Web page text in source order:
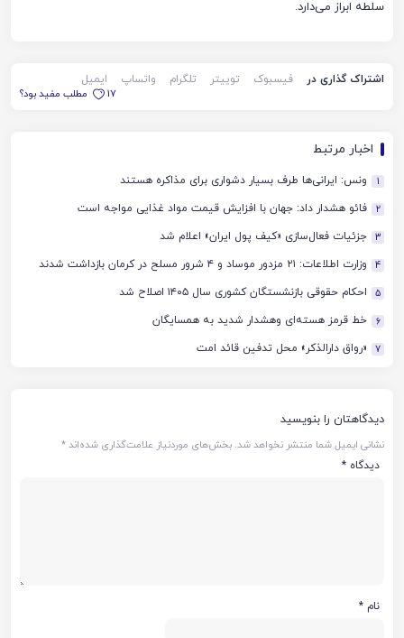
سلطه ابراز می‌دارد.
اشتراک گذاری در فیسبوک توییتر تلگرام واتساپ
ایمیل
17
مطلب مفید بود؟
اخبار مرتبط
1 ونس: ایرانی‌ها طرف بسیار دشواری برای مذاکره هستند
2 فائو هشدار داد: جهان با افزایش قیمت مواد غذایی مواجه است
3 جزئیات فعال‌سازی «کیف پول ایران» اعلام شد
4 وزارت اطلاعات: ۲۱ مزدور موساد و ۴ شرور مسلح در کرمان بازداشت شدند
5 احکام حقوقی بازنشستگان کشوری سال ۱۴۰۵ اصلاح شد
6 خط قرمز هسته‌ای وهشدار شدید به همسایگان
7 «رواق دارالذکر» محل تدفین قائد امت
دیدگاهتان را بنویسید
نشانی ایمیل شما منتشر نخواهد شد. بخش‌های موردنیاز علامت‌گذاری شده‌اند*
دیدگاه *
نام *